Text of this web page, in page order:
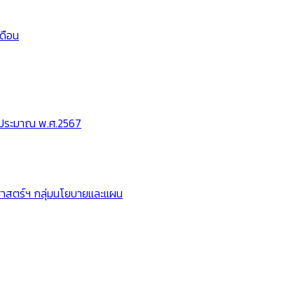
อน
ระมาณ พ.ศ.2567
สตร์ฯ กลุ่มนโยบายและแผน